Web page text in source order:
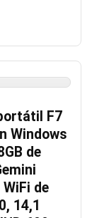
F7
Windows
de
de
14,1